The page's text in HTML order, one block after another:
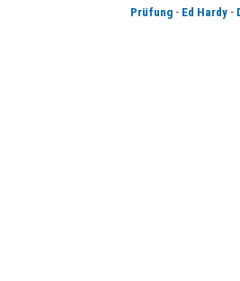
Prüfung- Ed Hardy-